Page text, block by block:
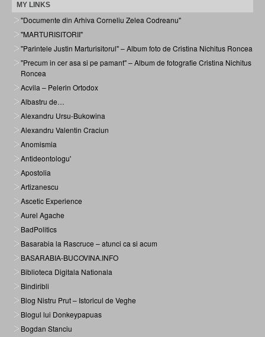
MY LINKS
"Documente din Arhiva Corneliu Zelea Codreanu"
"MARTURISITORII"
"Parintele Justin Marturisitorul" – Album foto de Cristina Nichitus Roncea
"Precum in cer asa si pe pamant" – Album de fotografie Cristina Nichitus
Roncea
Acvila – Pelerin Ortodox
Albastru de…
Alexandru Ursu-Bukowina
Alexandru Valentin Craciun
Anomismia
Antideontologu'
Apostolia
Artizanescu
Ascetic Experience
Aurel Agache
BadPolitics
Basarabia la Rascruce – atunci ca si acum
BASARABIA-BUCOVINA.INFO
Biblioteca Digitala Nationala
Bindiribli
Blog Nistru Prut – Istoricul de Veghe
Blogul lui Donkeypapuas
Bogdan Stanciu